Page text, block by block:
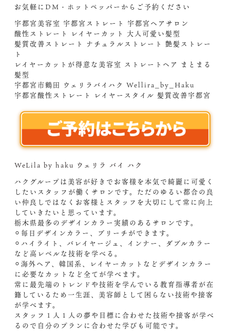
お気軽にDM・ホットペッパーからご予約ください
宇都宮美容室 宇都宮ストレート 宇都宮ヘアサロン
酸性ストレート レイヤーカット 大人可愛い髪型
髪質改善ストレート ナチュラルストレート 艶髪ストレー
ト
レイヤーカットが得意な美容室 ストレートヘア まとまる
髪型
宇都宮市鶴田 ウェリラバイハク Wellira_by_Haku
宇都宮酸性ストレート レイヤースタイル 髪質改善宇都宮
WeLila by haku ウェリラ バイ ハク
ハクグループは美容が好きでお客様を本気で綺麗に可愛く
したいスタッフが働くサロンです。ただのゆるい都合の良
い仲良しではなくお客様とスタッフを大切にして常に向上
していきたいと思っています。
栃木県最多のデザインカラー実績のあるサロンです。
⚪︎毎日デザインカラー、ブリーチができます。
⚪︎ハイライト、バレイヤージュ、インナー、ダブルカラー
など高レベルな技術を学べる。
⚪︎海外ヘア、韓国系、レイヤーカットなどデザインカラー
に必要なカットなど全てが学べます。
常に最先端のトレンドや技術を学んでいる教育指導者が在
籍しているため一生涯、美容師として困らない技術や接客
が学べます。
スタッフ１人１人の夢や目標に合わせた技術や接客が学べ
るので自分のプランに合わせた学びも可能です。